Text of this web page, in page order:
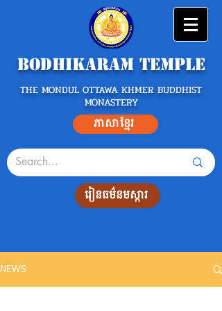
Bodhikaram Temple
THE MONDUL OTTAWA KHMER BUDDHIST
MONASTERY
ភាសាខ្មែរ
រៀនធម៌នមស្ការ
NEWS